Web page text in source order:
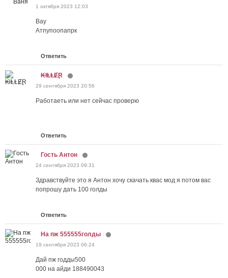
1 октября 2023 12:03
Вау
Атпупоопапрк
Ответить
₭łⱠⱠɆⱤ
29 сентября 2023 20:56
Работаеть или нет сейчас проверю
Ответить
Гость Антон
24 сентября 2023 09:31
Здравствуйте это я Антон хочу скачать квас мод я потом вас
попрошу дать 100 голды
Ответить
На пж 555555голды
19 сентября 2023 06:24
Дай пж годды500
000 на айди 188490043